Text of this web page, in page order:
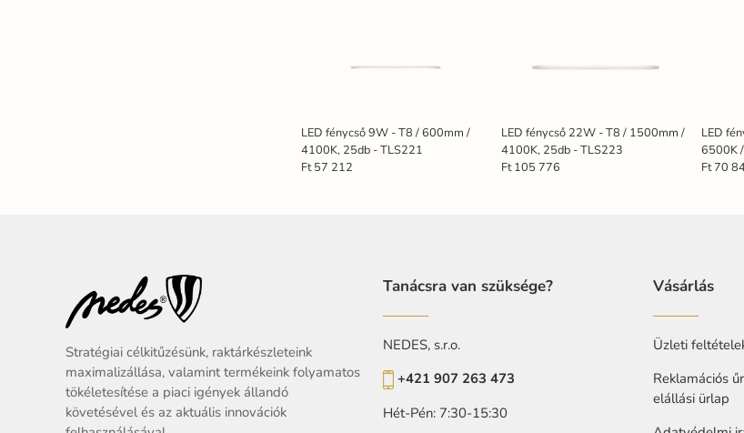
LED fénycső 9W - T8 / 600mm /
4100K, 25db - TLS221
Ft 57 212
LED fénycső 22W - T8 / 1500mm /
4100K, 25db - TLS223
Ft 105 776
LED
6500K
Ft 70
Stratégiai célkitűzésünk, raktárkészleteink
maximalizállása, valamint termékeink folyamatos
tökéletesítése a piaci igények állandó
követésével és az aktuális innovációk
Tanácsra van szüksége?
NEDES, s.r.o.
+421 907 263 473
Hét-Pén: 7:30-15:30
Vásárlás
Üzleti
Reklamációs
elállási ürlap